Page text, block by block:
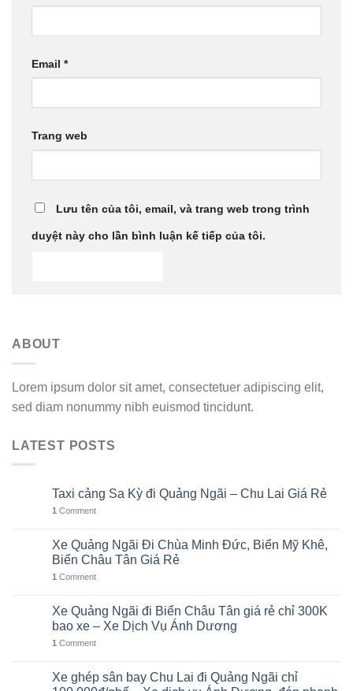
Email *
Trang web
Lưu tên của tôi, email, và trang web trong trình
duyệt này cho lần bình luận kế tiếp của tôi.
ABOUT
Lorem ipsum dolor sit amet, consectetuer adipiscing elit,
sed diam nonummy nibh euismod tincidunt.
LATEST POSTS
Taxi cảng Sa Kỳ đi Quảng Ngãi – Chu Lai Giá Rẻ
1 Comment
Xe Quảng Ngãi Đi Chùa Minh Đức, Biển Mỹ Khê,
Biển Châu Tân Giá Rẻ
1 Comment
Xe Quảng Ngãi đi Biển Châu Tân giá rẻ chỉ 300K
bao xe – Xe Dịch Vụ Ánh Dương
1 Comment
Xe ghép sân bay Chu Lai đi Quảng Ngãi chỉ